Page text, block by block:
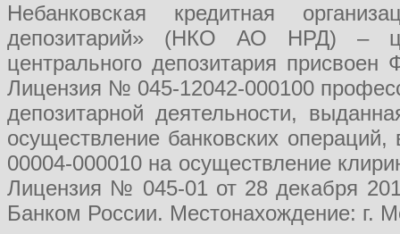
Небанковская кредитная
депозитарий» (НКО АО НРД) –
центрального депозитария
Лицензия № 045-12042-000100
депозитарной деятельности,
осуществление банковских
00004-000010 на осуществление
Лицензия № 045-01 от 28 декабря
Банком России. Местонахождение: г.